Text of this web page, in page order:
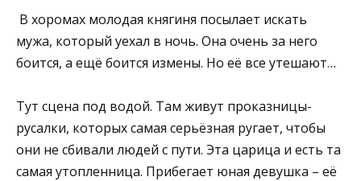
В хоромах молодая княгиня посылает искать
мужа, который уехал в ночь. Она очень за него
боится, а ещё боится измены. Но её все утешают…
Тут сцена под водой. Там живут проказницы-
русалки, которых самая серьёзная ругает, чтобы
они не сбивали людей с пути. Эта царица и есть та
самая утопленница. Прибегает юная девушка – её